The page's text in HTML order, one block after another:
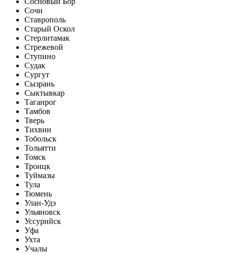
Сочи
Ставрополь
Старый Оскол
Стерлитамак
Стрежевой
Ступино
Судак
Сургут
Сызрань
Сыктывкар
Таганрог
Тамбов
Тверь
Тихвин
Тобольск
Тольятти
Томск
Троицк
Туймазы
Тула
Тюмень
Улан-Удэ
Ульяновск
Уссурийск
Уфа
Ухта
Учалы